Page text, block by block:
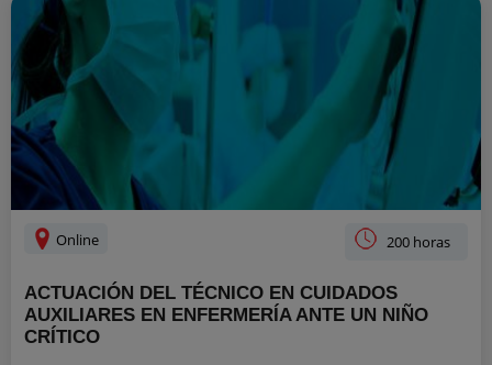
Online 200 horas
ACTUACIÓN DEL TÉCNICO EN CUIDADOS
AUXILIARES EN ENFERMERÍA ANTE UN NIÑO
CRÍTICO